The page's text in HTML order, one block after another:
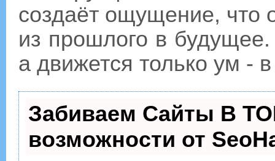
создаёт ощущение, что
из прошлого в
а движется только ум -
Забиваем Сайты В
возможности от